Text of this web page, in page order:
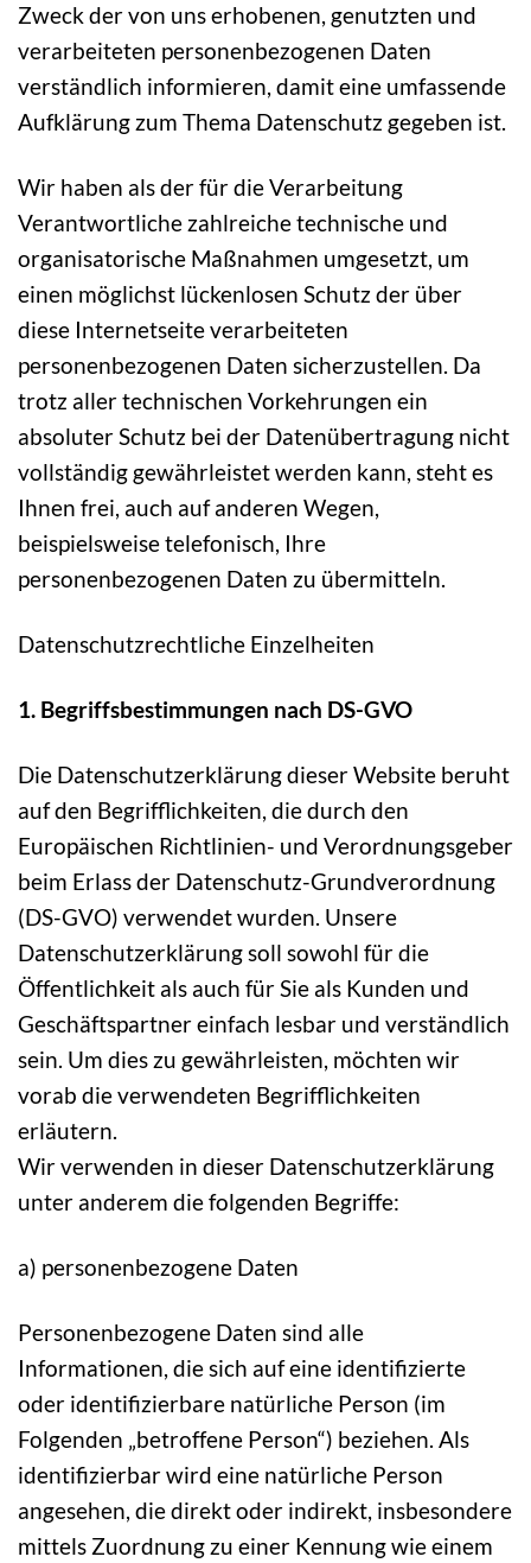
Zweck der von uns erhobenen, genutzten und
verarbeiteten personenbezogenen Daten
verständlich informieren, damit eine umfassende
Aufklärung zum Thema Datenschutz gegeben ist.
Wir haben als der für die Verarbeitung
Verantwortliche zahlreiche technische und
organisatorische Maßnahmen umgesetzt, um
einen möglichst lückenlosen Schutz der über
diese Internetseite verarbeiteten
personenbezogenen Daten sicherzustellen. Da
trotz aller technischen Vorkehrungen ein
absoluter Schutz bei der Datenübertragung nicht
vollständig gewährleistet werden kann, steht es
Ihnen frei, auch auf anderen Wegen,
beispielsweise telefonisch, Ihre
personenbezogenen Daten zu übermitteln.
Datenschutzrechtliche Einzelheiten
1. Begriffsbestimmungen nach DS-GVO
Die Datenschutzerklärung dieser Website beruht
auf den Begrifflichkeiten, die durch den
Europäischen Richtlinien- und Verordnungsgeber
beim Erlass der Datenschutz-Grundverordnung
(DS-GVO) verwendet wurden. Unsere
Datenschutzerklärung soll sowohl für die
Öffentlichkeit als auch für Sie als Kunden und
Geschäftspartner einfach lesbar und verständlich
sein. Um dies zu gewährleisten, möchten wir
vorab die verwendeten Begrifflichkeiten
erläutern.
Wir verwenden in dieser Datenschutzerklärung
unter anderem die folgenden Begriffe:
a) personenbezogene Daten
Personenbezogene Daten sind alle
Informationen, die sich auf eine identifizierte
oder identifizierbare natürliche Person (im
Folgenden „betroffene Person“) beziehen. Als
identifizierbar wird eine natürliche Person
angesehen, die direkt oder indirekt, insbesondere
mittels Zuordnung zu einer Kennung wie einem